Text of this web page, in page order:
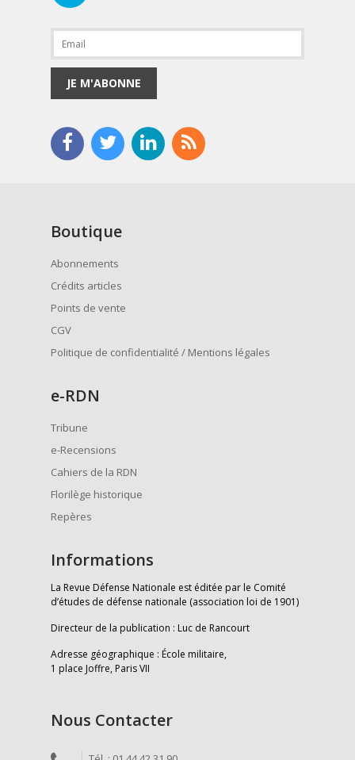
JE M'ABONNE
Boutique
Abonnements
Crédits articles
Points de vente
CGV
Politique de confidentialité / Mentions légales
e-RDN
Tribune
e-Recensions
Cahiers de la RDN
Florilège historique
Repères
Informations
La Revue Défense Nationale est éditée par le Comité
d’études de défense nationale (association loi de 1901)
Directeur de la publication : Luc de Rancourt
Adresse géographique : École militaire,
1 place Joffre, Paris VII
Nous Contacter